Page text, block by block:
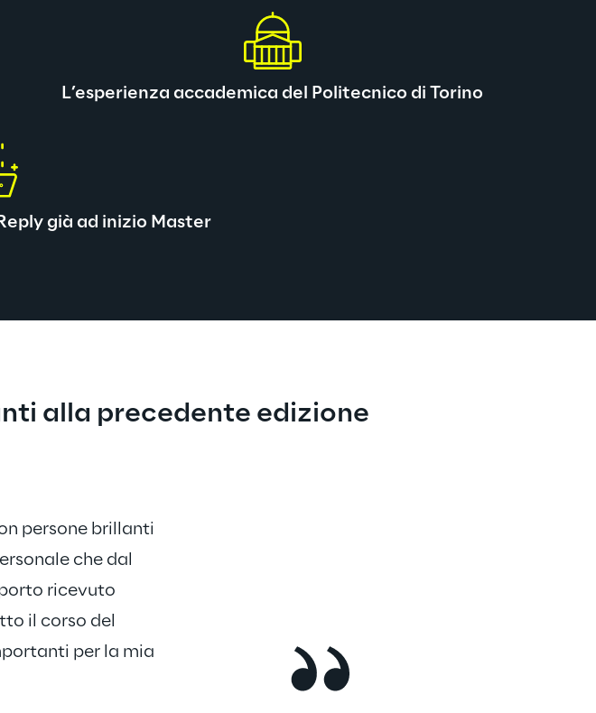
L’esperienza accademica del Politecnico di Torino
già ad inizio Master
alla precedente edizione
persone brillanti
che dal
ricevuto
il corso del
per la mia